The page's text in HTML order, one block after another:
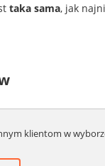
taka sama, jak
klientom w